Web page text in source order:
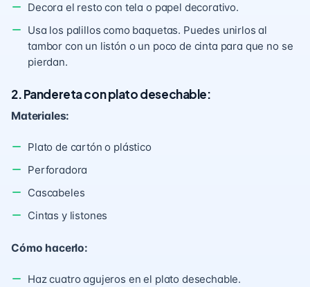
Decora el resto con tela o papel decorativo.
Usa los palillos como baquetas. Puedes unirlos al
tambor con un listón o un poco de cinta para que no se
pierdan.
2. Pandereta con plato desechable:
Materiales:
Plato de cartón o plástico
Perforadora
Cascabeles
Cintas y listones
Cómo hacerlo:
Haz cuatro agujeros en el plato desechable.